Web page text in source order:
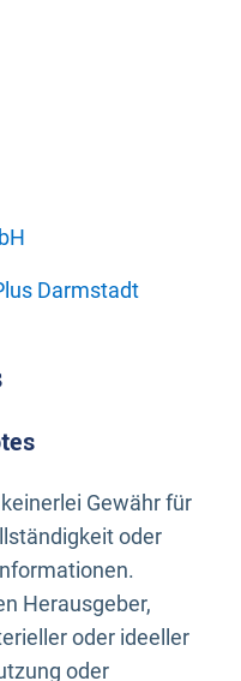
Darmstadt
Gewähr für
oder
Herausgeber,
oder ideeller
oder